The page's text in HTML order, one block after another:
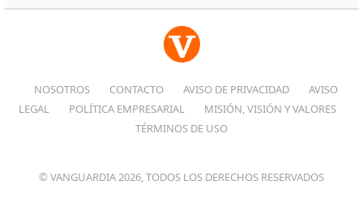
NOSOTROS CONTACTO AVISO DE PRIVACIDAD
AVISO
LEGAL
POLÍTICA EMPRESARIAL
MISIÓN, VISIÓN Y VALORES
TÉRMINOS DE USO
© VANGUARDIA 2026, TODOS LOS DERECHOS RESERVADOS